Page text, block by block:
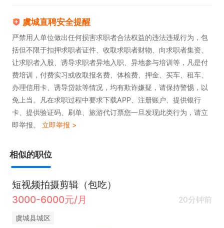
虞城直聘安全提醒
严禁用人单位做出任何损害求职者合法权益的违法违规行为，包
括但不限于扣押求职者证件、收取求职者财物、向求职者集资、
让求职者入股、诱导求职者异地入职、异地参与培训等，凡是付
费培训，付费实习或收取报名费、体检费、押金、买车、租车、
办理信用卡、诱导贷款等情况，均有欺诈嫌疑，请保持警惕，以
免上当。凡在求职过程中要求下载APP、注册账户、提供银行
卡、提供验证码、刷单、旅游代订票您一旦发现此类行为，请立
即举报。 立即举报 >
相似的职位
短视频拍摄剪辑（包吃）
3000-6000元/月
20分钟前
虞城县城区